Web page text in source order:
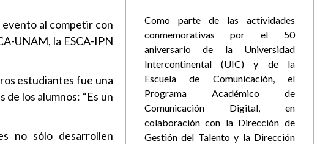
evento al competir con
UNAM, la ESCA-IPN
estudiantes fue una
los alumnos: “Es un
no sólo desarrollen
Como parte de las actividades
conmemorativas por el 50
aniversario de la Universidad
Intercontinental (UIC) y de la
Escuela de Comunicación, el
Programa Académico de
Comunicación Digital, en
colaboración con la Dirección de
Gestión del Talento y la Dirección